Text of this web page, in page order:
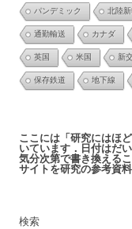
パンデミック 北陸
通勤輸送 カナダ
英国 米国 新
保存鉄道 地下線
ここには「研究にはほ
いています．日付はだ
気分次第で書き換える
サイトを研究の参考資
検索